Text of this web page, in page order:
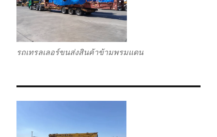
รถเทรลเลอร์ขนส่งสินค้าข้ามพรมแดน